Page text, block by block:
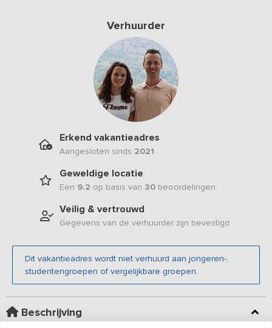
Verhuurder
Erkend vakantieadres
Aangesloten sinds 2021
Geweldige locatie
Een 9.2 op basis van 30 beoordelingen
Veilig & vertrouwd
Gegevens van de verhuurder zijn bevestigd
Dit vakantieadres wordt niet verhuurd aan jongeren-,
studentengroepen of vergelijkbare groepen.
Beschrijving